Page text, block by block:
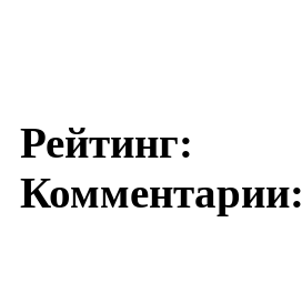
Рейтинг:
Комментарии: